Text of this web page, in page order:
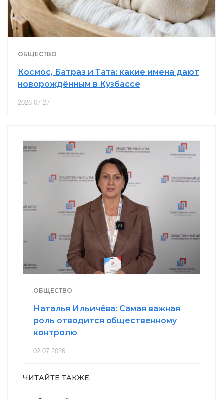
ОБЩЕСТВО
Космос, Батраз и Тата: какие имена дают
новорождённым в Кузбассе
2026-07-27
ОБЩЕСТВО
Наталья Ильичёва: Самая важная
роль отводится общественному
контролю
02.07.2026
ЧИТАЙТЕ ТАКЖЕ: